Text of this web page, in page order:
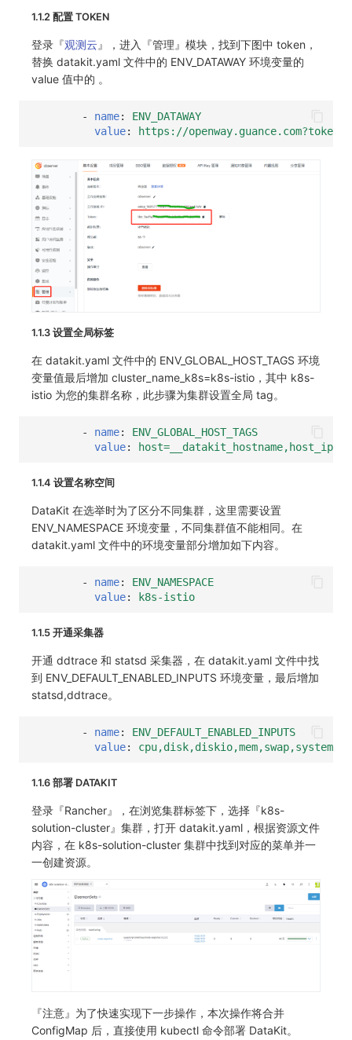
1.1.2 配置 TOKEN
登录『观测云 』，进入『管理』模块，找到下图中 token，
替换 datakit.yaml 文件中的 ENV_DATAWAY 环境变量的
value 值中的 。
- name:
ENV_DATAWAY
value: https://
1.1.3 设置全局标签
在 datakit.yaml 文件中的 ENV_GLOBAL_HOST_TAGS 环境
变量值最后增加 cluster_name_k8s=k8s-istio，其中 k8s-
istio 为您的集群名称，此步骤为集群设置全局 tag。
- name:
ENV_GLOBAL_HOST_TAGS
value:
1.1.4 设置名称空间
DataKit 在选举时为了区分不同集群，这里需要设置
ENV_NAMESPACE 环境变量，不同集群值不能相同。在
datakit.yaml 文件中的环境变量部分增加如下内容。
- name:
ENV_NAMESPACE
value: k8s-istio
1.1.5 开通采集器
开通 ddtrace 和 statsd 采集器，在 datakit.yaml 文件中找
到 ENV_DEFAULT_ENABLED_INPUTS 环境变量，最后增加
statsd,ddtrace。
- name:
ENV_DEFAULT_ENABLED_INPUTS
value:
1.1.6 部署 DATAKIT
登录『Rancher』，在浏览集群标签下，选择『k8s-
solution-cluster』集群，打开 datakit.yaml，根据资源文件
内容，在 k8s-solution-cluster 集群中找到对应的菜单并一
一创建资源。
『注意』为了快速实现下一步操作，本次操作将合并
ConfigMap 后，直接使用 kubectl 命令部署 DataKit。